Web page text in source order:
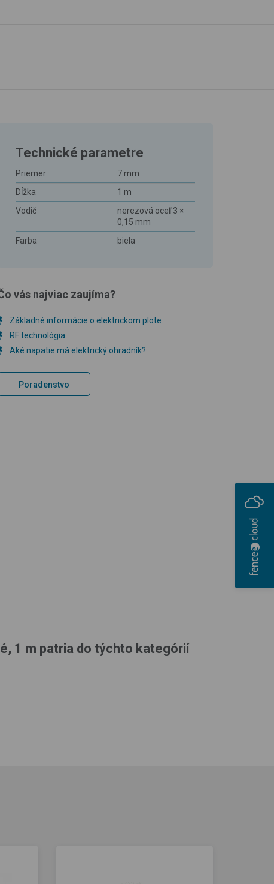
Technické parametre
Priemer
7 mm
Dĺžka
1 m
Vodič
nerezová oceľ 3 ×
0,15 mm
Farba
biela
vás najviac zaujíma?
Základné informácie o elektrickom plote
RF technológia
Aké napätie má elektrický ohradník?
Poradenstvo
1 m patria do týchto kategórií